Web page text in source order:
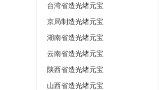
台湾省造光绪元宝
京局制造光绪元宝
湖南省造光绪元宝
云南省造光绪元宝
陕西省造光绪元宝
山西省造光绪元宝